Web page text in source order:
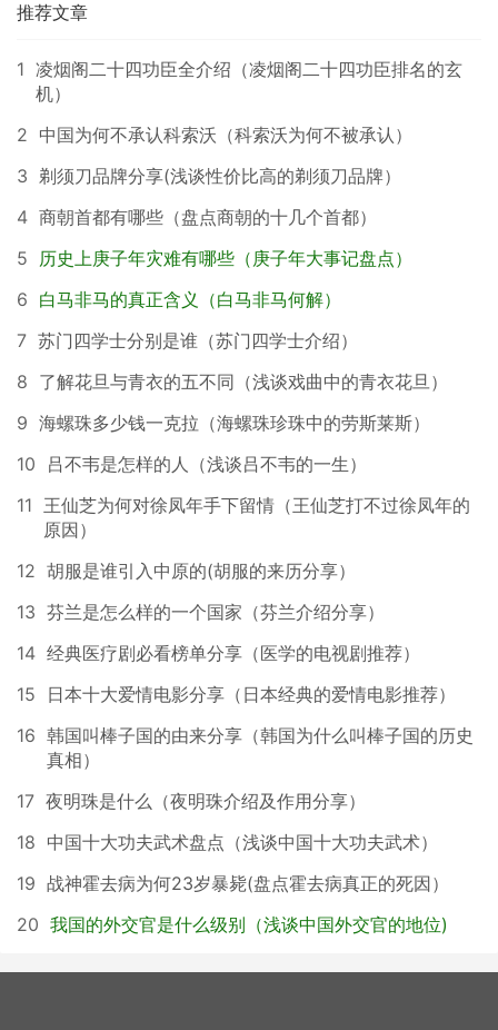
推荐文章
1 凌烟阁二十四功臣全介绍（凌烟阁二十四功臣排名的玄
机）
2 中国为何不承认科索沃（科索沃为何不被承认）
3 剃须刀品牌分享(浅谈性价比高的剃须刀品牌）
4 商朝首都有哪些（盘点商朝的十几个首都）
5 历史上庚子年灾难有哪些（庚子年大事记盘点）
6 白马非马的真正含义（白马非马何解）
7 苏门四学士分别是谁（苏门四学士介绍）
8 了解花旦与青衣的五不同（浅谈戏曲中的青衣花旦）
9 海螺珠多少钱一克拉（海螺珠珍珠中的劳斯莱斯）
10
吕不韦是怎样的人（浅谈吕不韦的一生）
11 王仙芝为何对徐凤年手下留情（王仙芝打不过徐凤年的
原因）
12 胡服是谁引入中原的(胡服的来历分享）
13 芬兰是怎么样的一个国家（芬兰介绍分享）
14 经典医疗剧必看榜单分享（医学的电视剧推荐）
15
日本十大爱情电影分享（日本经典的爱情电影推荐）
16 韩国叫棒子国的由来分享（韩国为什么叫棒子国的历史
真相）
17 夜明珠是什么（夜明珠介绍及作用分享）
18 中国十大功夫武术盘点（浅谈中国十大功夫武术）
19 战神霍去病为何23岁暴毙(盘点霍去病真正的死因）
20 我国的外交官是什么级别（浅谈中国外交官的地位)